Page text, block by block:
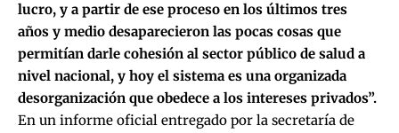
lucro, y a partir de ese proceso en los últimos tres
años y medio desaparecieron las pocas cosas que
permitían darle cohesión al sector público de salud a
nivel nacional, y hoy el sistema es una organizada
desorganización que obedece a los intereses privados”.
En un informe oficial entregado por la secretaría de